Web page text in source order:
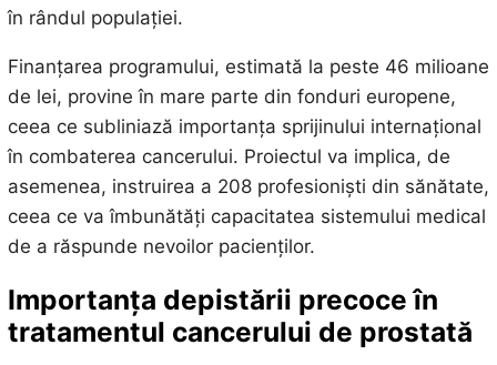
în rândul populației.
Finanțarea programului, estimată la peste 46 milioane
de lei, provine în mare parte din fonduri europene,
ceea ce subliniază importanța sprijinului internațional
în combaterea cancerului. Proiectul va implica, de
asemenea, instruirea a 208 profesioniști din sănătate,
ceea ce va îmbunătăți capacitatea sistemului medical
de a răspunde nevoilor pacienților.
Importanța depistării precoce în
tratamentul cancerului de prostată